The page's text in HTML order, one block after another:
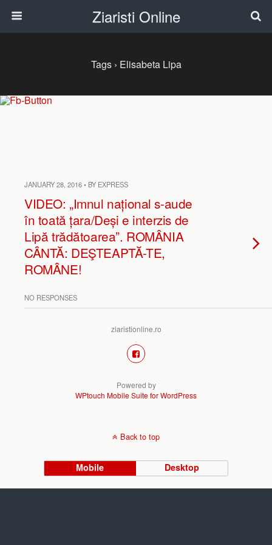
Ziaristi Online
Tags › Elisabeta Lipa
JANUARY 28, 2016 • BY EXPRESS
VIDEO: „Imnul național s-aude
în toată țara/Deși e interzis de
Lipă trădătoarea”. ROMÂNIA
CÂNTĂ: DEŞTEAPTĂ-TE,
ROMÂNE!
NO RESPONSES
ziaristionline.ro
Powered by
WPtouch Mobile Suite for WordPress
Back to top
Mobile Desktop